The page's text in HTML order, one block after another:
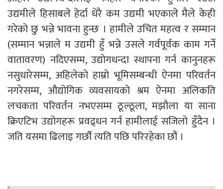
उद्यमीले हिसाबले हेर्दा धेरै कम उद्यमी भएकाले मैले केही
गरेको छु भन्ने भावना हुन्छ । हामीले उचित महत्व र सम्मान
(सम्मान भन्नाले म उद्यमी हुँ भन्ने उसले गर्वपूर्वक काम गर्ने
वातावरण) नदिएसम्म, उद्योगधन्दा स्थापना गर्न कानुनहरू
नसुधारेसम्म, अहिलेको हाम्रो भूमिसम्बन्धी ऐनमा परिवर्तन
नगरेसम्म, औद्योगिक व्यवसायको श्रम ऐनमा अलिकति
लचकता परिवर्तन नभएसम्म ठूल्ठूला, मझौला या साना
क्रिएटिभ उद्योगहरू प्रवद्र्धन गर्न हामीलाई सजिलो हुँदैन ।
जति यसमा ढिलाइ गर्छौ त्यति पछि परिरहेका छौं ।